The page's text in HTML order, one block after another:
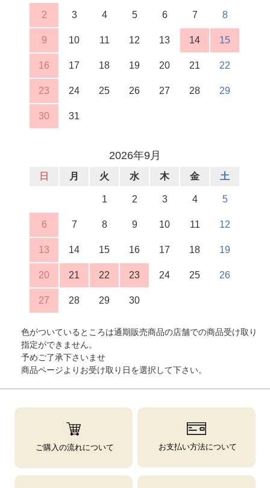
2 3 4 5 6 7 8
9 10 11 12 13 14 15
16 17 18 19 20 21 22
23 24 25 26 27 28 29
30 31
2026年9月
日 月 火 水 木 金 土
1 2 3 4 5
6 7 8 9 10 11 12
13 14 15 16 17 18 19
20 21 22 23 24 25 26
27 28 29 30
色がついているところは通期販売商品の店舗での商品受け取り
指定ができません。
予めご了承下さいませ
商品ページよりお受け取り日を選択して下さい。
ご購入の流れについて お支払い方法について